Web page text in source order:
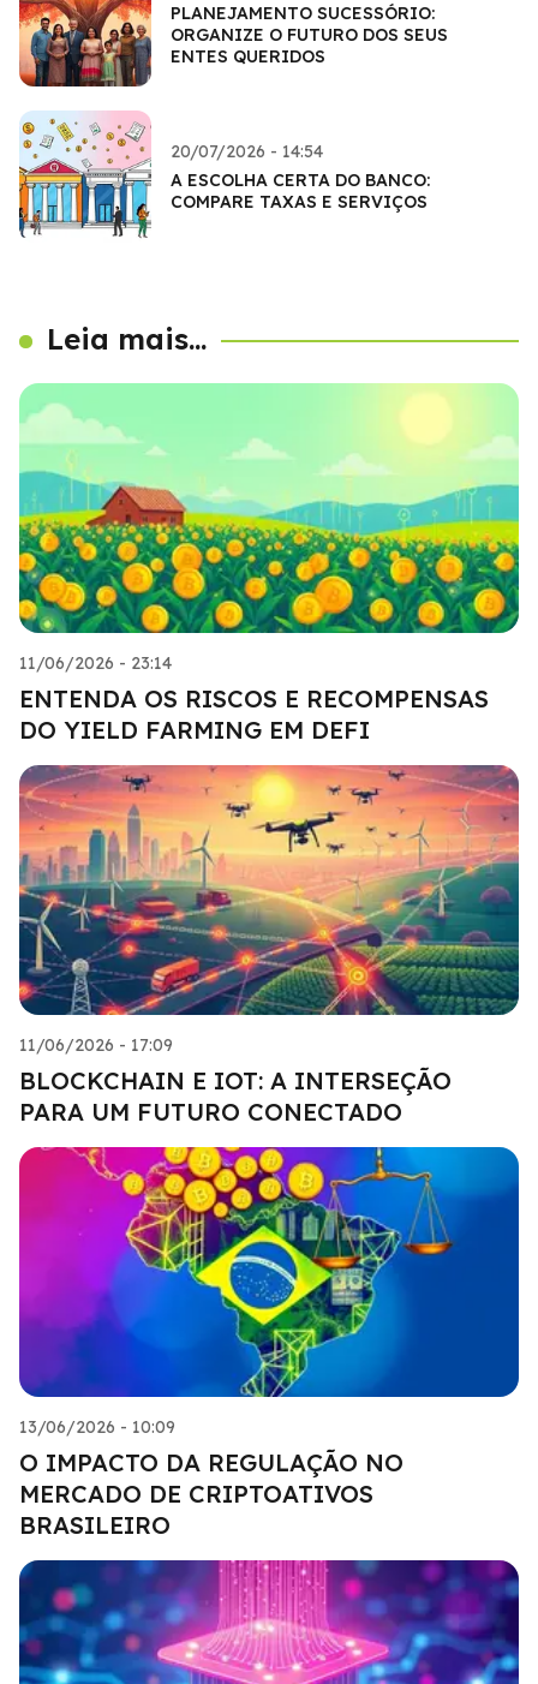
PLANEJAMENTO SUCESSÓRIO:
ORGANIZE O FUTURO DOS SEUS
ENTES QUERIDOS
20/07/2026 - 14:54
A ESCOLHA CERTA DO BANCO:
COMPARE TAXAS E SERVIÇOS
Leia mais...
11/06/2026 - 23:14
ENTENDA OS RISCOS E RECOMPENSAS
DO YIELD FARMING EM DEFI
11/06/2026 - 17:09
BLOCKCHAIN E IOT: A INTERSEÇÃO
PARA UM FUTURO CONECTADO
13/06/2026 - 10:09
O IMPACTO DA REGULAÇÃO NO
MERCADO DE CRIPTOATIVOS
BRASILEIRO